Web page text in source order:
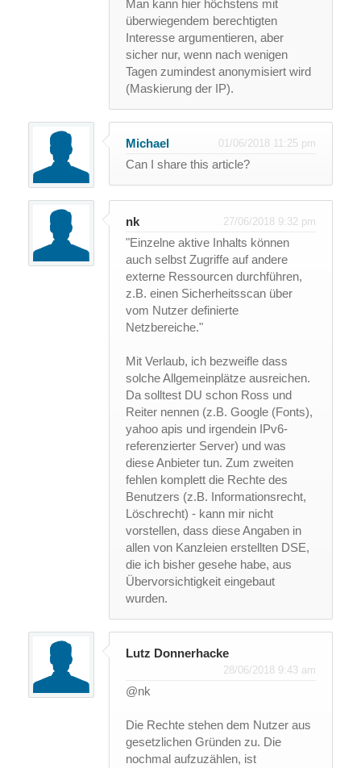
Man kann hier höchstens mit
überwiegendem berechtigten
Interesse argumentieren, aber
sicher nur, wenn nach wenigen
Tagen zumindest anonymisiert wird
(Maskierung der IP).
Michael 01/06/2018 11:25 pm
Can I share this article?
nk 27/06/2018 9:32 pm
"Einzelne aktive Inhalts können
auch selbst Zugriffe auf andere
externe Ressourcen durchführen,
z.B. einen Sicherheitsscan über
vom Nutzer definierte
Netzbereiche."
Mit Verlaub, ich bezweifle dass
solche Allgemeinplätze ausreichen.
Da solltest DU schon Ross und
Reiter nennen (z.B. Google (Fonts),
yahoo apis und irgendein IPv6-
referenzierter Server) und was
diese Anbieter tun. Zum zweiten
fehlen komplett die Rechte des
Benutzers (z.B. Informationsrecht,
Löschrecht) - kann mir nicht
vorstellen, dass diese Angaben in
allen von Kanzleien erstellten DSE,
die ich bisher gesehe habe, aus
Übervorsichtigkeit eingebaut
wurden.
Lutz Donnerhacke
28/06/2018 9:43 am
@nk
Die Rechte stehen dem Nutzer aus
gesetzlichen Gründen zu. Die
nochmal aufzuzählen, ist